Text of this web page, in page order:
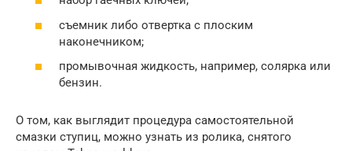
съемник либо отвертка с плоским
наконечником;
промывочная жидкость, например, солярка или
бензин.
О том, как выглядит процедура самостоятельной
смазки ступиц, можно узнать из ролика, снятого